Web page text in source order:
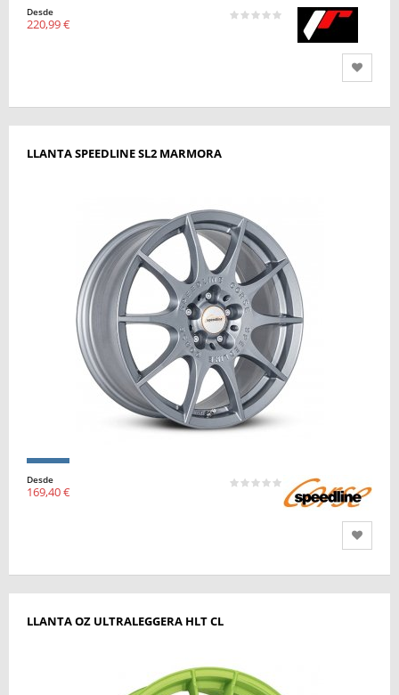
Desde
220,99 €
LLANTA SPEEDLINE SL2 MARMORA
Desde
169,40 €
LLANTA OZ ULTRALEGGERA HLT CL